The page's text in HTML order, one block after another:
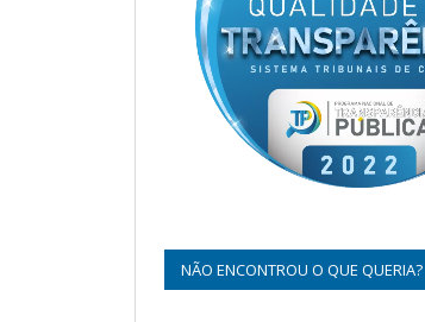
NÃO ENCONTROU O QUE QUERIA?